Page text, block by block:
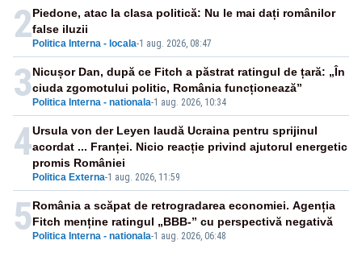
2 Politica Interna - locala-1 aug. 2026, 08:47
Piedone, atac la clasa politică: Nu le mai dați românilor
false iluzii
3 Politica Interna - nationala-1 aug. 2026, 10:34
Nicușor Dan, după ce Fitch a păstrat ratingul de țară: „În
ciuda zgomotului politic, România funcționează”
4
Politica Externa-1 aug. 2026, 11:59
Ursula von der Leyen laudă Ucraina pentru sprijinul
acordat ... Franței. Nicio reacție privind ajutorul energetic
promis României
5 Politica Interna - nationala-1 aug. 2026, 06:48
România a scăpat de retrogradarea economiei. Agenția
Fitch menține ratingul „BBB-” cu perspectivă negativă